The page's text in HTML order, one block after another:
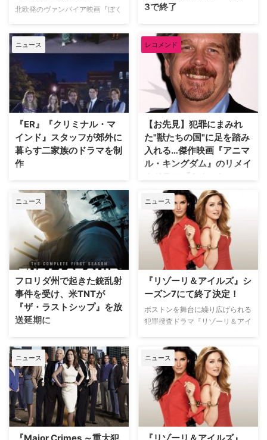
北欧発のヴァンパイア映画『ぼく
でドラマ化されることは以前お伝
えした通り。このほど、トーマ
ーズ／エイジ・オブ・ウルトロ
ン』）と新人俳優のベンジャミ
ン・ワズワース（『ガール・ミー
ツ・ワールド』）が出演すること
ている。 大…
3で終了
テイ・ディグス（『プライベー
ト・プラクティス』）とキャスリ
ーン・ロバートソン（『ビバリー
ヒルズ青春白書』）が主演を務め
る米TNTの刑事ドラマ
『MURDER IN THE FIRST／第1
級殺人』がシーズン3で終了する
ことが決定した。米Deadlineが
ニューヨーク市警15分署』のク…
ニュース
『ER』『クリミナル・マ
インド』スタッフが郊外に
暮らす二家族のドラマを制
作
米TNTが、日本でも人気のドラマ
『ER 緊急救命室』や『クリミナ
ル・マインド FBI行動分析課』
の脚本も担当したジャニーン・シ
ャーマン・バロワの短編小説を元
にした新作ドラマ『Hinges（原
題）』のパイロット版を発注し
た。米Varietyが報じている。 同
企画には、『ER』のジョン・ウ
ェルズ、『アメリカン・クライ
ム・ス…
レコメンド
【お先見】犯罪にまみれ
た"獣たちの国"に足を踏み
入れる…傑作映画『アニマ
ル・キングダム』のリメイ
クドラマ 『Animal
Kingdom』
2011年開催の米国アカデミー賞
で、"オーストラリアの至宝"とも
呼ばれるベテラン女優のジャッキ
ー・ウィーヴァーに助演女優部門
ノミネート入りをもたらした、犯
罪ファミリー映画『アニマル・キ
ングダム』が10話のシリーズと
して生まれ変わり、米国で放送を
開始 した。 オリジナル版は、
1988年にメルボルンで州警官2人
が射殺された…
ニュース
フロリダ州で起きた銃乱射
事件を受け、米TNTが
『ザ・ラストシップ』を放
送延期に
今月12日（日）にフロリダ州オー
ランドのナイトクラブで男が銃を
乱射し、50人が死亡、53人が負
傷する米国史上最悪の銃乱射事件
が起きたことを受け、米TNTが海
洋アクションドラマ『ザ・ラスト
シップ』シーズン3のプレミア放
送を延期したことが分かった。
ニュース
『リゾーリ＆アイルズ』シ
ーズン7にて終了決定！
ボストンを舞台に繰り広げられる
犯罪捜査ドラマ『リゾーリ＆アイ
ることが決定した。 【関連記
事】もしもリゾーリとアイルズ、
吹き替える役が逆だったら？ 朴
路美＆井上喜久子が『リゾーリ＆
アイルズ』を語りまくる!! ボスト
ン市警察に勤務する刑事ジェー
ン・リゾーリ（アンジー・ハーモ
ン）と、ジェーンの親…
ニュース
『Major Crimes ～重大犯
ニュース
『リゾーリ＆アイルズ』、